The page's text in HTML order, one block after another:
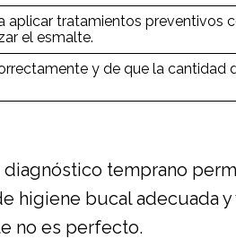
aplicar tratamientos preventivos
el esmalte.
y de que la cantidad
diagnóstico temprano
higiene bucal adecuada y
no es perfecto.